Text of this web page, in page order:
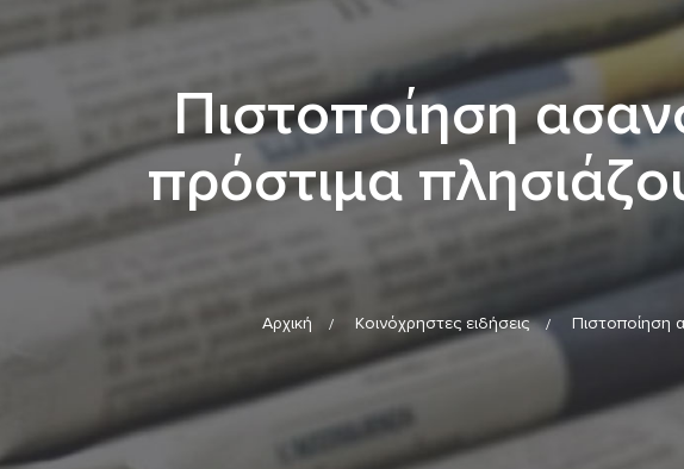
Πιστοποίηση
πρόστιμα
Αρχική Κοινόχρηστες ειδήσεις Πιστοποίηση